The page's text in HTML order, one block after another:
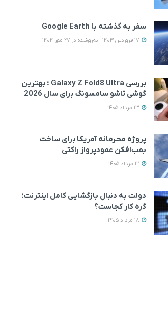
سفر به گذشته با Google Earth
بررسی Galaxy Z Fold8 Ultra ؛ بهترین
گوشی تاشو سامسونگ برای سال 2026
پروژه محرمانه آمریکا برای ساخت
بمب‌افکن عمودپرواز راکتی
دولت به دنبال بازگشایی کامل اینترنت؛
گره کار کجاست؟